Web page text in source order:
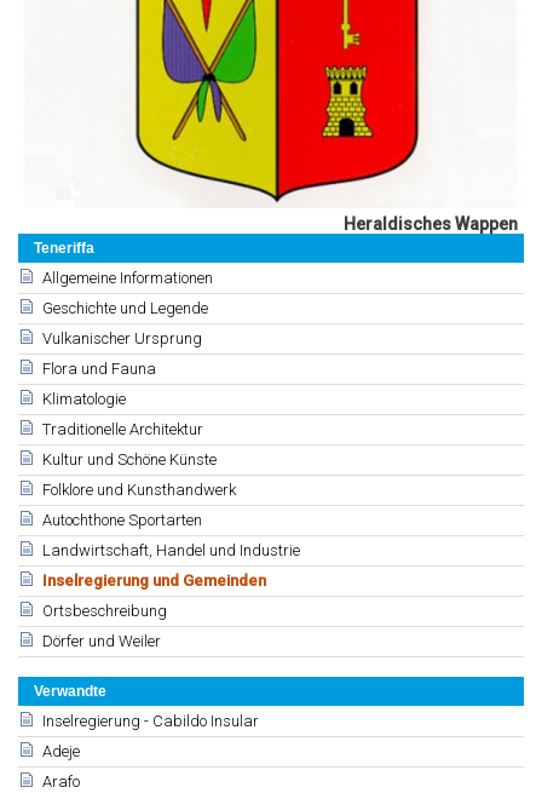
Teneriffa
Allgemeine Informationen
Geschichte und Legende
Vulkanischer Ursprung
Flora und Fauna
Klimatologie
Traditionelle Architektur
Kultur und Schöne Künste
Folklore und Kunsthandwerk
Autochthone Sportarten
Landwirtschaft, Handel und Industrie
Inselregierung und Gemeinden
Ortsbeschreibung
Dörfer und Weiler
Verwandte
Inselregierung - Cabildo Insular
Adeje
Arafo
Heraldisches Wappen